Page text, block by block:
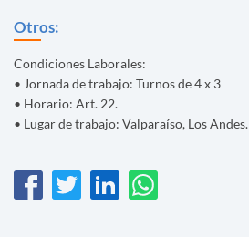
Otros:
Condiciones Laborales:
• Jornada de trabajo: Turnos de 4 x 3
• Horario: Art. 22.
• Lugar de trabajo: Valparaíso, Los Andes.